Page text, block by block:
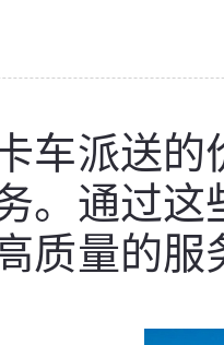
车派送
。通过
质量的